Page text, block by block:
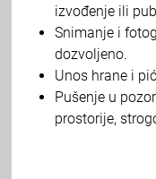
izvođenje ili
Snimanje i
dozvoljeno.
Unos hrane i
Pušenje u
prostorije,